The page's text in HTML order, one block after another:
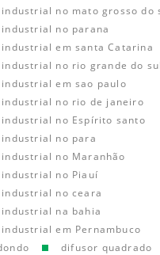
no mato grosso do
no parana
em santa Catarina
no rio grande do sul
em sao paulo
no rio de janeiro
no Espírito santo
no para
no Maranhão
no Piauí
no ceara
na bahia
em Pernambuco
difusor quadrado